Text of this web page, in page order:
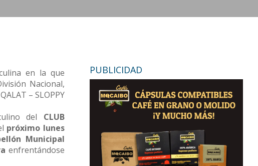
en la que
Nacional,
– SLOPPY
del CLUB
próximo lunes
Municipal
enfrentándose
PUBLICIDAD